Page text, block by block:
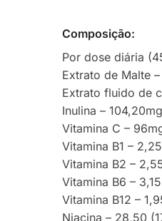
Composição:
Por dose diária
Extrato de Malte
Extrato fluido de
Inulina –
Vitamina C –
Vitamina B1 –
Vitamina B2 –
Vitamina B6 –
Vitamina B12 –
Niacina – 28,50